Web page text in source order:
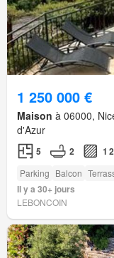
1 250 000 €
Maison à 06000,
d'Azur
5 2 1
Parking Balcon
Il y a 30+ jours
LEBONCOIN